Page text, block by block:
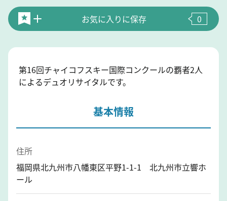
お気に入りに保存 0
第16回チャイコフスキー国際コンクールの覇者2人
によるデュオリサイタルです。
基本情報
住所
福岡県北九州市八幡東区平野1-1-1 北九州市立響ホ
ール